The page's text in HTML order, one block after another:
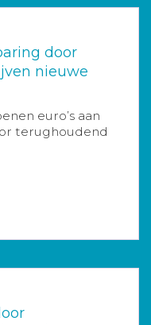
door
nieuwe
euro’s aan
terughoudend